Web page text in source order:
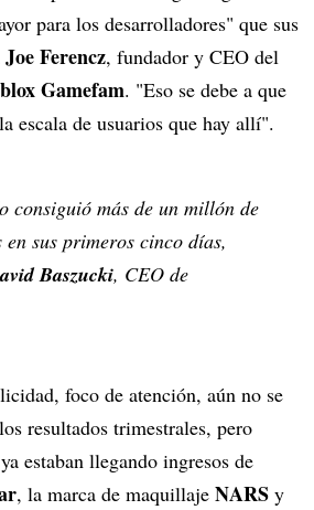
para los desarrolladores" que sus
Joe Ferencz, fundador y CEO del
Gamefam. "Eso se debe a que
escala de usuarios que hay allí".
consiguió más de un millón de
en sus primeros cinco días,
Baszucki, CEO de
foco de atención, aún no se
resultados trimestrales, pero
estaban llegando ingresos de
, la marca de maquillaje NARS y